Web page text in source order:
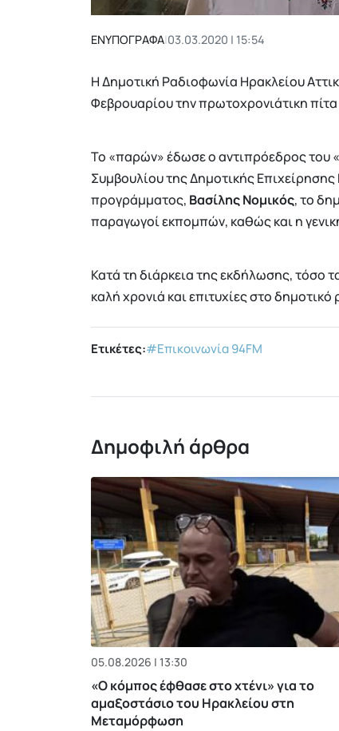
ΕΝΥΠΟΓΡΑΦΑ|03.03.2020 | 15:54
Η Δημοτική Ραδιοφωνία Ηρακλείου
Φεβρουαρίου την πρωτοχρονιάτικη
Το «παρών» έδωσε ο αντιπρόεδρος του
Συμβουλίου της Δημοτικής
προγράμματος, Βασίλης Νομικός, το
παραγωγοί εκπομπών, καθώς και η
Κατά τη διάρκεια της εκδήλωσης, τόσο
καλή χρονιά και επιτυχίες στο
Ετικέτες:#Επικοινωνία 94FM
Δημοφιλή άρθρα
05.08.2026 | 13:30
«Ο κόμπος έφθασε στο χτένι» για το
αμαξοστάσιο του Ηρακλείου στη
Μεταμόρφωση